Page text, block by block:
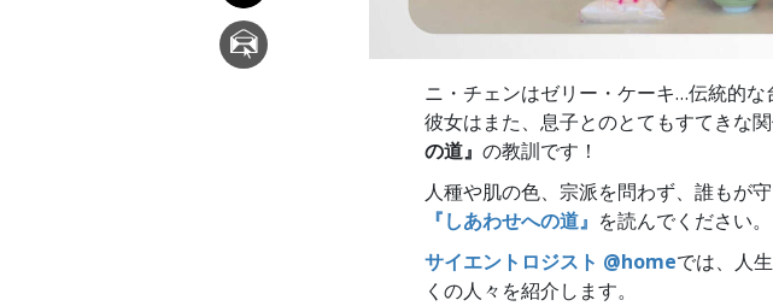
ニ・チェンはゼリー・ケーキ…伝統的な
彼女はまた、息子とのとてもすてきな
の道』 の教訓です！
人種や肌の色、宗派を問わず、誰もが
『しあわせへの道』 を読んでください
サイエントロジスト @homeでは、人
くの人々を紹介します。